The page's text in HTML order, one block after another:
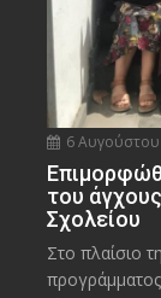
6
του
Σχολείου
Στο πλαίσιο